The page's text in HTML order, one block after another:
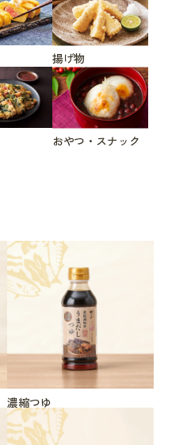
揚げ物
おやつ・スナック
濃縮つゆ